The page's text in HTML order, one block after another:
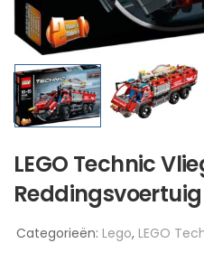
LEGO Technic
Categorieën: Lego, LEGO